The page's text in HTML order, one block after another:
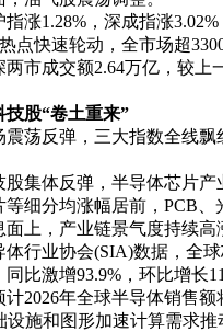
势收购ezbuy，
得正？
股设计，史玉
控制权的巨人交
服110亿股权激
涨1.28%，深成指涨
点快速轮动，全市场超
两市成交额2.64万亿，较上
技股“卷土重来”
震荡反弹，三大指数全线飘
股集体反弹，半导体芯片产
等细分均涨幅居前，PCB、
上，产业链景气度持续高
体行业协会(SIA)数据，全
同比激增93.9%，环比增长
2026年全球半导体销售额
施和图形加速计算需求推